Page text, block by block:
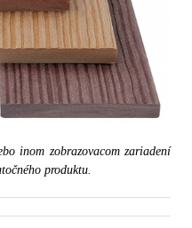
inom zobrazovacom zariadení
produktu.